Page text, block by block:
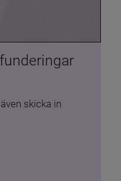
skicka in